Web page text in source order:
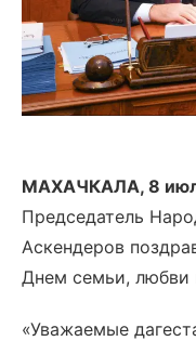
МАХАЧКАЛА, 8
Председатель
Аскендеров
Днем семьи, любви
«Уважаемые